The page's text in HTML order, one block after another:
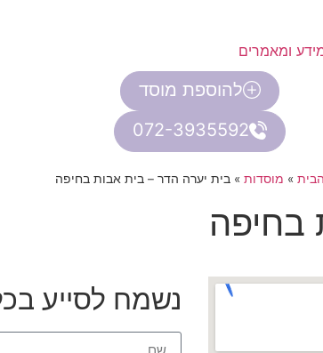
ומאמרים
להוספת מוסד
072-3935592
» מוסדות » בית יערה הדר – בית אבות בחיפה
בחיפה
נשמח לסייע